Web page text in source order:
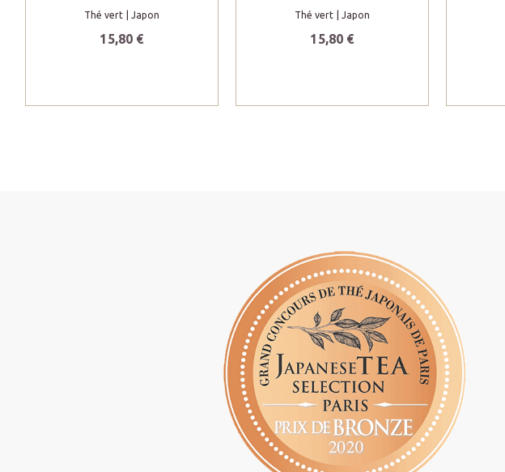
Thé vert | Japon
15,80 €
Thé vert | Japon
15,80 €